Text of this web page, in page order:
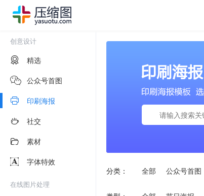
创意设计
精选
公众号首图
印刷海报
社交
素材
字体特效
在线图片处理
分类： 全部 公众号首图